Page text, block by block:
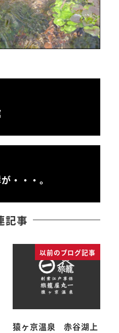
・・・。
記事
以前のブログ記事
猿ヶ京温泉 赤谷湖上